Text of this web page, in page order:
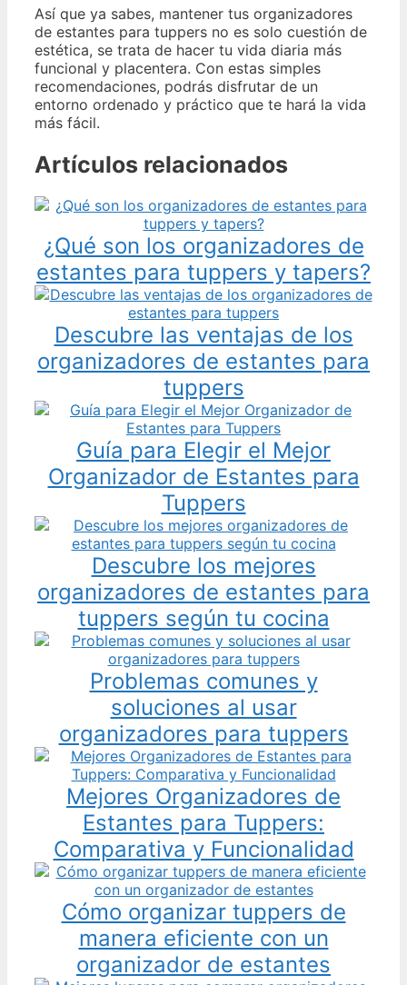
Así que ya sabes, mantener tus organizadores
de estantes para tuppers no es solo cuestión de
estética, se trata de hacer tu vida diaria más
funcional y placentera. Con estas simples
recomendaciones, podrás disfrutar de un
entorno ordenado y práctico que te hará la vida
más fácil.
Artículos relacionados
¿Qué son los organizadores de
estantes para tuppers y tapers?
Descubre las ventajas de los
organizadores de estantes para
tuppers
Guía para Elegir el Mejor
Organizador de Estantes para
Tuppers
Descubre los mejores
organizadores de estantes para
tuppers según tu cocina
Problemas comunes y
soluciones al usar
organizadores para tuppers
Mejores Organizadores de
Estantes para Tuppers:
Comparativa y Funcionalidad
Cómo organizar tuppers de
manera eficiente con un
organizador de estantes